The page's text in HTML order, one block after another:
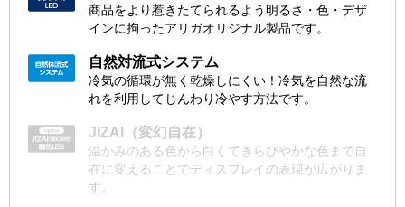
商品をより惹きたてられるよう明るさ・色・デザ
インに拘ったアリガオリジナル製品です。
自然対流式システム
冷気の循環が無く乾燥しにくい！冷気を自然な流
れを利用してじんわり冷やす方法です。
JIZAI（変幻自在）
温かみのある色から白くてきらびやかな色まで自
在に変えることでディスプレイの表現が広がりま
す。